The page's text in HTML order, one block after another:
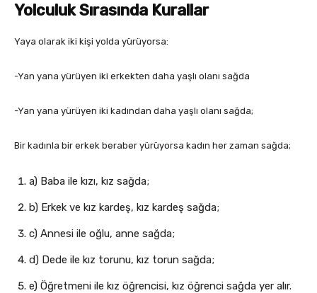
Yolculuk Sırasında Kurallar
Yaya olarak iki kişi yolda yürüyorsa:
-Yan yana yürüyen iki erkekten daha yaşlı olanı sağda
-Yan yana yürüyen iki kadından daha yaşlı olanı sağda;
Bir kadınla bir erkek beraber yürüyorsa kadın her zaman sağda;
a) Baba ile kızı, kız sağda;
b) Erkek ve kız kardeş, kız kardeş sağda;
c) Annesi ile oğlu, anne sağda;
d) Dede ile kız torunu, kız torun sağda;
e) Öğretmeni ile kız öğrencisi, kız öğrenci sağda yer alır.